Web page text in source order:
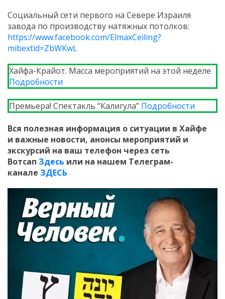
Социальный сети первого на Севере Израиля
завода по производству натяжных потолков:
https://www.facebook.com/ElmaxCeiling?
mibextid=ZbWKwL
Хайфа-Крайот. Масса мероприятий на этой неделе
Подробности
Премьера! Спектакль “Калигула” Подробности
Вся полезная информация о ситуации в Хайфе
и важные новости, анонсы мероприятий и
экскурсий на ваш телефон через сеть
Вотсап Здесь или на нашем Телеграм-
канале ЗДЕСЬ